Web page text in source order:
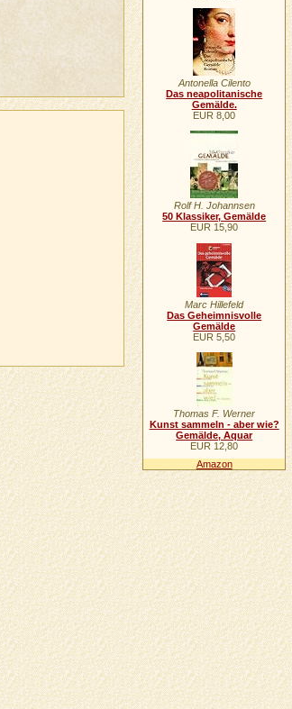
Antonella Cilento
Das neapolitanische
Gemälde.
EUR 8,00
Rolf H. Johannsen
50 Klassiker, Gemälde
EUR 15,90
Marc Hillefeld
Das Geheimnisvolle
Gemälde
EUR 5,50
Thomas F. Werner
Kunst sammeln - aber wie?
Gemälde, Aquar
EUR 12,80
Amazon